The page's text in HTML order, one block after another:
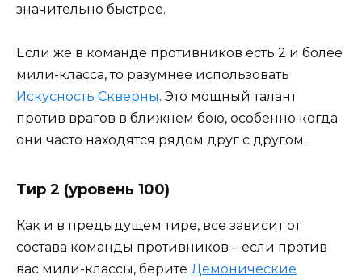
значительно быстрее.
Если же в команде противников есть 2 и более
мили-класса, то разумнее использовать
Искусность Скверны. Это мощный талант
против врагов в ближнем бою, особенно когда
они часто находятся рядом друг с другом.
Тир 2 (уровень 100)
Как и в предыдущем тире, все зависит от
состава команды противников – если против
вас мили-классы, берите Демонические